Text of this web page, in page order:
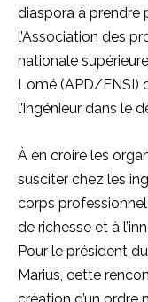
diaspora à prendre
l’Association des
nationale
Lomé (APD/ENSI)
l’ingénieur dans le
À en croire les
susciter chez les
corps
de richesse et à
Pour le président
Marius, cette